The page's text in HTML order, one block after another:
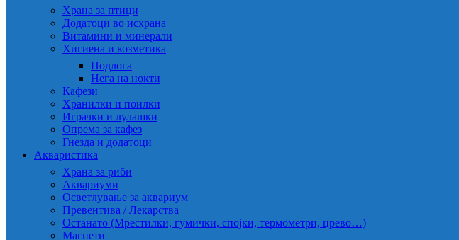
Храна за птици
Додатоци во исхрана
Витамини и минерали
Хигиена и козметика
Подлога
Нега на нокти
Кафези
Хранилки и поилки
Играчки и лулашки
Опрема за кафез
Гнезда и додатоци
Акваристика
Храна за риби
Аквариуми
Осветлување за аквариум
Превентива / Лекарства
Останато (Мрестилки, гумички, спојки, термометри, црево…)
Магнети